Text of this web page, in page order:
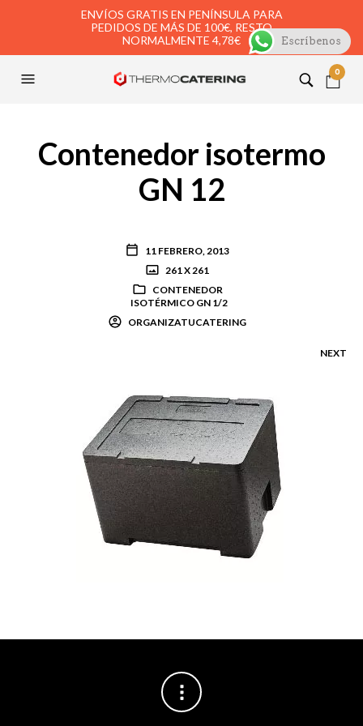
ENVÍOS GRATIS EN PENÍNSULA PARA
PEDIDOS DE MÁS DE 100€, RESTO
NORMALMENTE 4,78€
0
Contenedor isotermo
GN 12
11 FEBRERO, 2013
261 X 261
CONTENEDOR
ISOTÉRMICO GN 1/2
ORGANIZATUCATERING
NEXT
Escríbenos